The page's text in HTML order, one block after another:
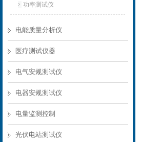
功率测试仪
电能质量分析仪
医疗测试仪器
电气安规测试仪
电器安规测试仪
电量监测控制
光伏电站测试仪